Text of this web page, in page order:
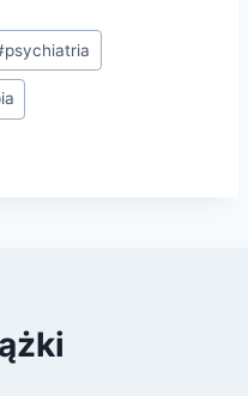
psychiatria